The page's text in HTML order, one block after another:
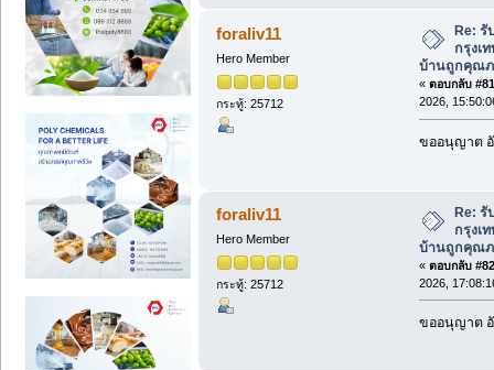
foraliv11
Hero Member
กระทู้: 25712
Re: รั
กรุงเ
บ้านถูกคุณภ
« ตอบกลับ
2026,
ขออนุญาต
foraliv11
Hero Member
กระทู้: 25712
Re: รั
กรุงเ
บ้านถูกคุณภ
« ตอบกลับ
2026,
ขออนุญาต